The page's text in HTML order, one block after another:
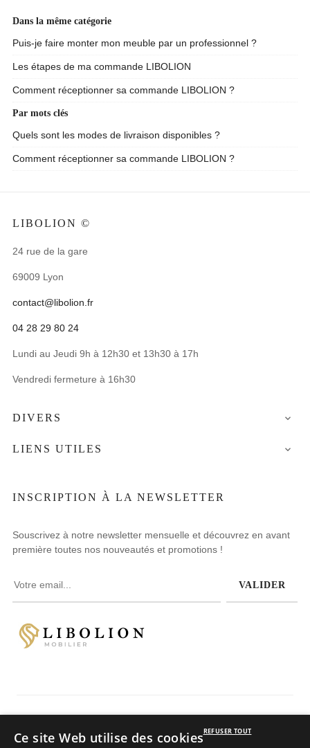
Dans la même catégorie
Puis-je faire monter mon meuble par un professionnel ?
Les étapes de ma commande LIBOLION
Comment réceptionner sa commande LIBOLION ?
Par mots clés
Quels sont les modes de livraison disponibles ?
Comment réceptionner sa commande LIBOLION ?
LIBOLION ©
24 rue de la gare
69009 Lyon
contact@libolion.fr
04 28 29 80 24
Lundi au Jeudi 9h à 12h30 et 13h30 à 17h
Vendredi fermeture à 16h30
DIVERS 
LIENS UTILES 
INSCRIPTION À LA NEWSLETTER
Souscrivez à notre newsletter mensuelle et découvrez en avant
première toutes nos nouveautés et promotions !
VALIDER
4.8/5 sur 234 avis
Ce site Web utilise des cookiesREFUSER TOUT